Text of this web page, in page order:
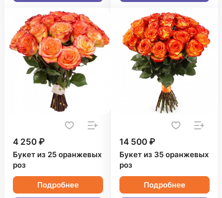
4 250 ₽
Букет из 25 оранжевых
роз
Подробнее
14 500 ₽
Букет из 35 оранжевых
роз
Подробнее